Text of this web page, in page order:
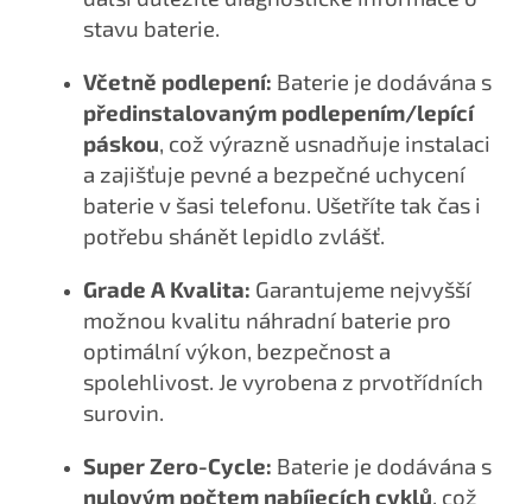
stavu baterie.
Včetně podlepení: Baterie je dodávána s
předinstalovaným podlepením/lepící
páskou, což výrazně usnadňuje instalaci
a zajišťuje pevné a bezpečné uchycení
baterie v šasi telefonu. Ušetříte tak čas i
potřebu shánět lepidlo zvlášť.
Grade A Kvalita: Garantujeme nejvyšší
možnou kvalitu náhradní baterie pro
optimální výkon, bezpečnost a
spolehlivost. Je vyrobena z prvotřídních
surovin.
Super Zero-Cycle: Baterie je dodávána s
nulovým počtem nabíjecích cyklů, což